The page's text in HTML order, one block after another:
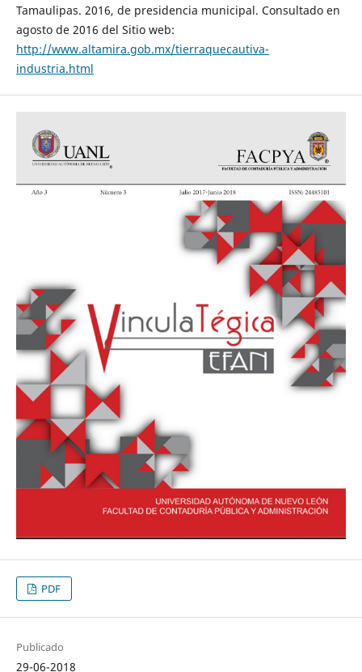
Tamaulipas. 2016, de presidencia municipal. Consultado en
agosto de 2016 del Sitio web:
http://www.altamira.gob.mx/tierraquecautiva-
industria.html
PDF
Publicado
29-06-2018